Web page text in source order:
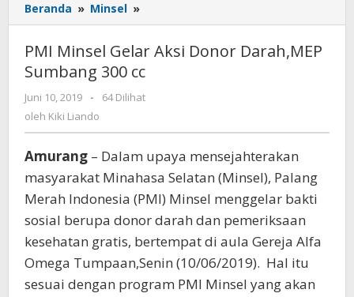
Beranda » Minsel »
Minsel
Gelar
Aksi
Donor
Darah,MEP
PMI Minsel Gelar Aksi Donor Darah,MEP
Sumbang 300 cc
Juni 10, 2019
oleh
Kiki
-
64 Dilihat
oleh Kiki Liando
Amurang – Dalam upaya mensejahterakan
masyarakat Minahasa Selatan (Minsel), Palang
Merah Indonesia (PMI) Minsel menggelar bakti
sosial berupa donor darah dan pemeriksaan
kesehatan gratis, bertempat di aula Gereja Alfa
Omega Tumpaan,Senin (10/06/2019). Hal itu
sesuai dengan program PMI Minsel yang akan